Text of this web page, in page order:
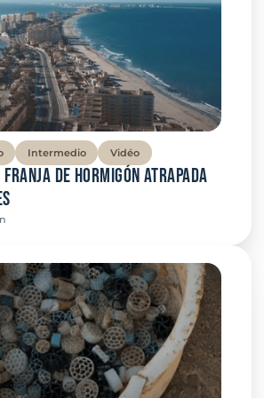
Intermedio Vidéo
franja de hormigón atrapada
de lecture: